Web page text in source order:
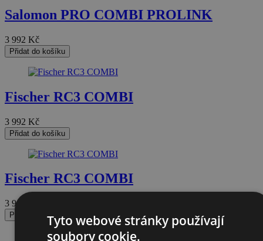
Salomon PRO COMBI PROLINK
3 992 Kč
Přidat do košíku
Fischer RC3 COMBI
3 992 Kč
Přidat do košíku
Fischer RC3 COMBI
3 992
Přidat do košíkuTyto webové stránky používají
soubory cookie.